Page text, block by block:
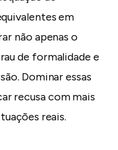
em
não apenas o
de formalidade e
Dominar essas
recusa com mais
reais.